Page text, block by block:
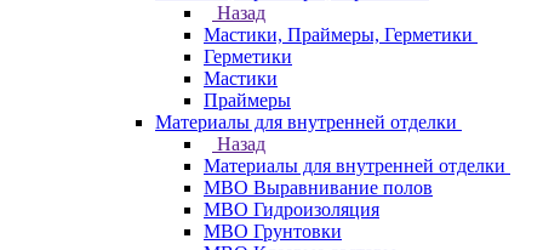
Назад
Мастики, Праймеры, Герметики
Герметики
Мастики
Праймеры
Материалы для внутренней отделки
Назад
Материалы для внутренней отделки
МВО Выравнивание полов
МВО Гидроизоляция
МВО Грунтовки